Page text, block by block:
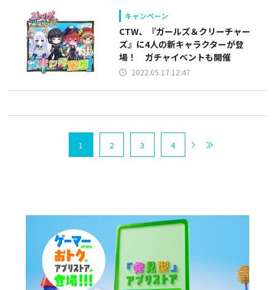
キャンペーン
CTW、『ガールズ＆クリーチャー
ズ』に4人の新キャラクターが登
場！ ガチャイベントも開催
2022.05.17 12:47
1 2 3 4